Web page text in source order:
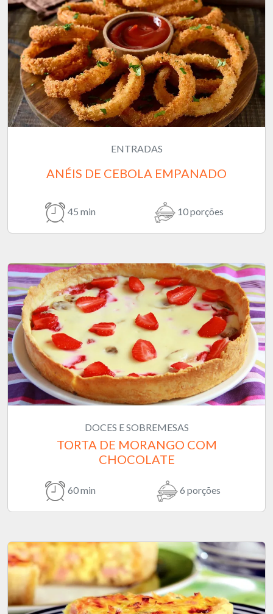
ENTRADAS
ANÉIS DE CEBOLA EMPANADO
45 min 10 porções
DOCES E SOBREMESAS
TORTA DE MORANGO COM
CHOCOLATE
60 min 6 porções